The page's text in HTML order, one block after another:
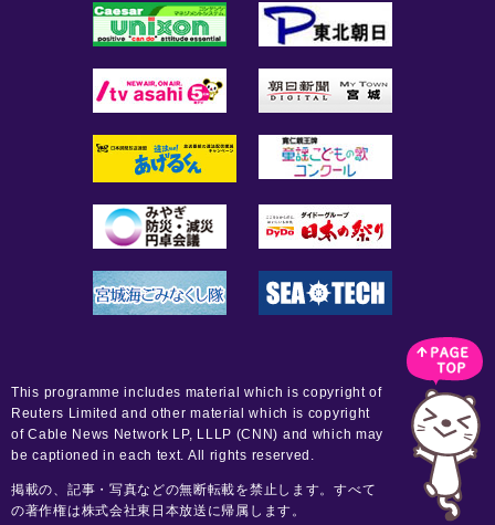
This programme includes material which is copyright of
Reuters Limited and other material which is copyright
of Cable News Network LP, LLLP (CNN) and which may
be captioned in each text. All rights reserved.
掲載の、記事・写真などの無断転載を禁止します。すべて
の著作権は株式会社東日本放送に帰属します。